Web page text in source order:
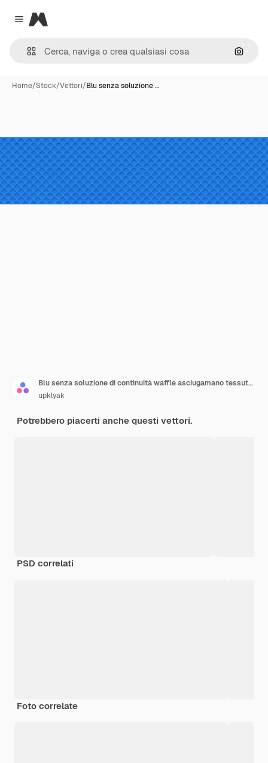
Close menu
Magnific
Cerca
Home/Stock/Vettori/Blu senza soluzione …
Blu senza soluzione di continuità waffle asciugamano tessuto texture vettoriale
upklyak
Potrebbero piacerti anche questi vettori.
PSD correlati
Foto correlate